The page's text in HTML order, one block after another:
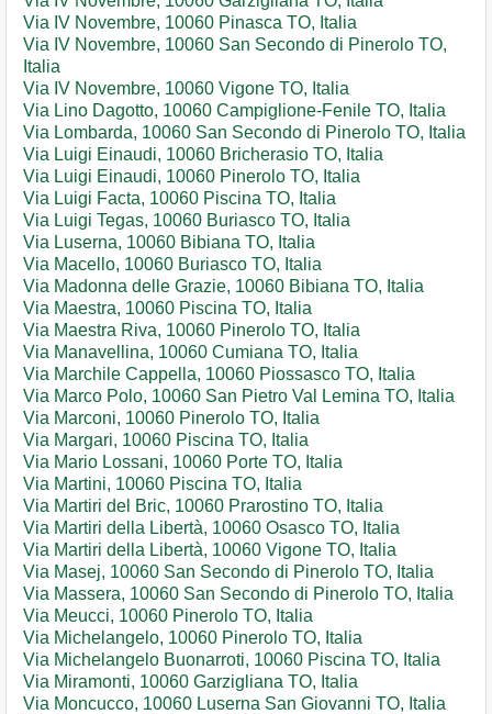
Via IV Novembre, 10060 Pinasca TO, Italia
Via IV Novembre, 10060 San Secondo di Pinerolo TO,
Italia
Via IV Novembre, 10060 Vigone TO, Italia
Via Lino Dagotto, 10060 Campiglione-Fenile TO, Italia
Via Lombarda, 10060 San Secondo di Pinerolo TO, Italia
Via Luigi Einaudi, 10060 Bricherasio TO, Italia
Via Luigi Einaudi, 10060 Pinerolo TO, Italia
Via Luigi Facta, 10060 Piscina TO, Italia
Via Luigi Tegas, 10060 Buriasco TO, Italia
Via Luserna, 10060 Bibiana TO, Italia
Via Macello, 10060 Buriasco TO, Italia
Via Madonna delle Grazie, 10060 Bibiana TO, Italia
Via Maestra, 10060 Piscina TO, Italia
Via Maestra Riva, 10060 Pinerolo TO, Italia
Via Manavellina, 10060 Cumiana TO, Italia
Via Marchile Cappella, 10060 Piossasco TO, Italia
Via Marco Polo, 10060 San Pietro Val Lemina TO, Italia
Via Marconi, 10060 Pinerolo TO, Italia
Via Margari, 10060 Piscina TO, Italia
Via Mario Lossani, 10060 Porte TO, Italia
Via Martini, 10060 Piscina TO, Italia
Via Martiri del Bric, 10060 Prarostino TO, Italia
Via Martiri della Libertà, 10060 Osasco TO, Italia
Via Martiri della Libertà, 10060 Vigone TO, Italia
Via Masej, 10060 San Secondo di Pinerolo TO, Italia
Via Massera, 10060 San Secondo di Pinerolo TO, Italia
Via Meucci, 10060 Pinerolo TO, Italia
Via Michelangelo, 10060 Pinerolo TO, Italia
Via Michelangelo Buonarroti, 10060 Piscina TO, Italia
Via Miramonti, 10060 Garzigliana TO, Italia
Via Moncucco, 10060 Luserna San Giovanni TO, Italia